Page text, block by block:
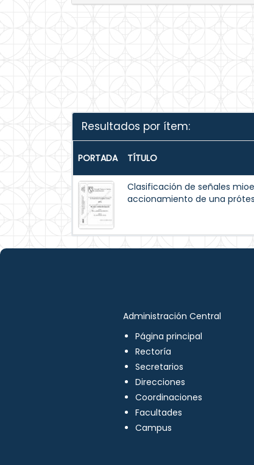
Resultados por ítem:
PORTADA TÍTULO
Clasificación de señales
accionamiento de una
Administración Central
Página principal
Rectoría
Secretarios
Direcciones
Coordinaciones
Facultades
Campus